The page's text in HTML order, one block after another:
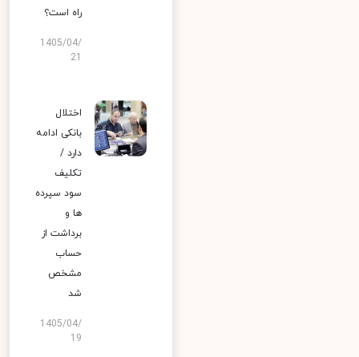
راه است؟
1405/04/
اختلال
بانکی ادامه
دارد /
تکلیف
سود سپرده
ها و
برداشت از
حساب
مشخص
شد
1405/04/
19